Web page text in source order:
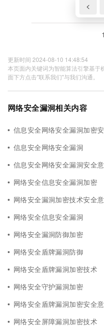
<
更新时间 2024-08-10 14:48:54
本页面内关键词为智能算法引擎基于
面下方点击"联系我们"与我们沟通。
网络安全漏洞相关内容
信息安全网络安全漏洞加密
信息安全网络安全漏洞
信息安全网络安全漏洞安全
网络安全信息安全漏洞加密
网络安全漏洞加密技术安全
网络安全信息安全漏洞
网络安全漏洞防御加密
网络安全盾牌漏洞防御
网络安全盾牌漏洞加密技术
网络安全守护漏洞加密
网络安全盾牌漏洞加密安全
网络安全屏障漏洞加密技术